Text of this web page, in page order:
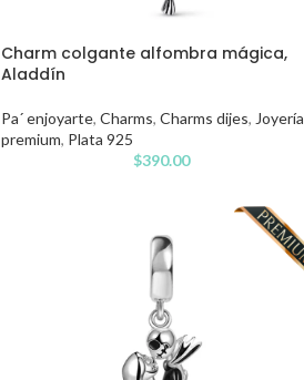
Charm colgante alfombra mágica,
Aladdín
Pa´ enjoyarte, Charms, Charms dijes, Joyería
premium, Plata 925
$390.00